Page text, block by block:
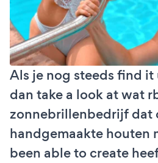
Als je nog steeds find
dan take a look at wat
zonnebrillenbedrijf dat
handgemaakte houten
been able to create